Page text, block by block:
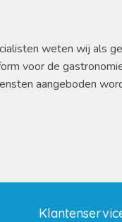
weten wij als
voor de
aangeboden